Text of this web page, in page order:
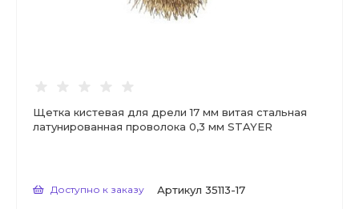
Щетка кистевая для дрели 17 мм витая стальная
латунированная проволока 0,3 мм STAYER
Доступно к заказу Артикул 35113-17